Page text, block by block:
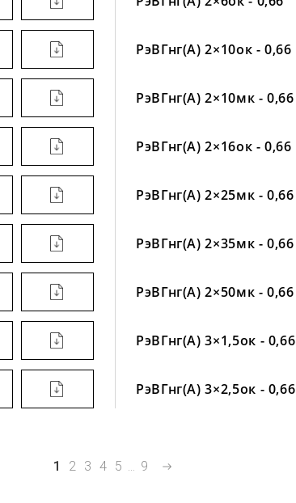
РэВГнг(А) 2×10ок - 0,66
РэВГнг(А) 2×10мк - 0,66
РэВГнг(А) 2×16ок - 0,66
РэВГнг(А) 2×25мк - 0,66
РэВГнг(А) 2×35мк - 0,66
РэВГнг(А) 2×50мк - 0,66
РэВГнг(А) 3×1,5ок - 0,66
РэВГнг(А) 3×2,5ок - 0,66
1 2 3 4 5 ... 9